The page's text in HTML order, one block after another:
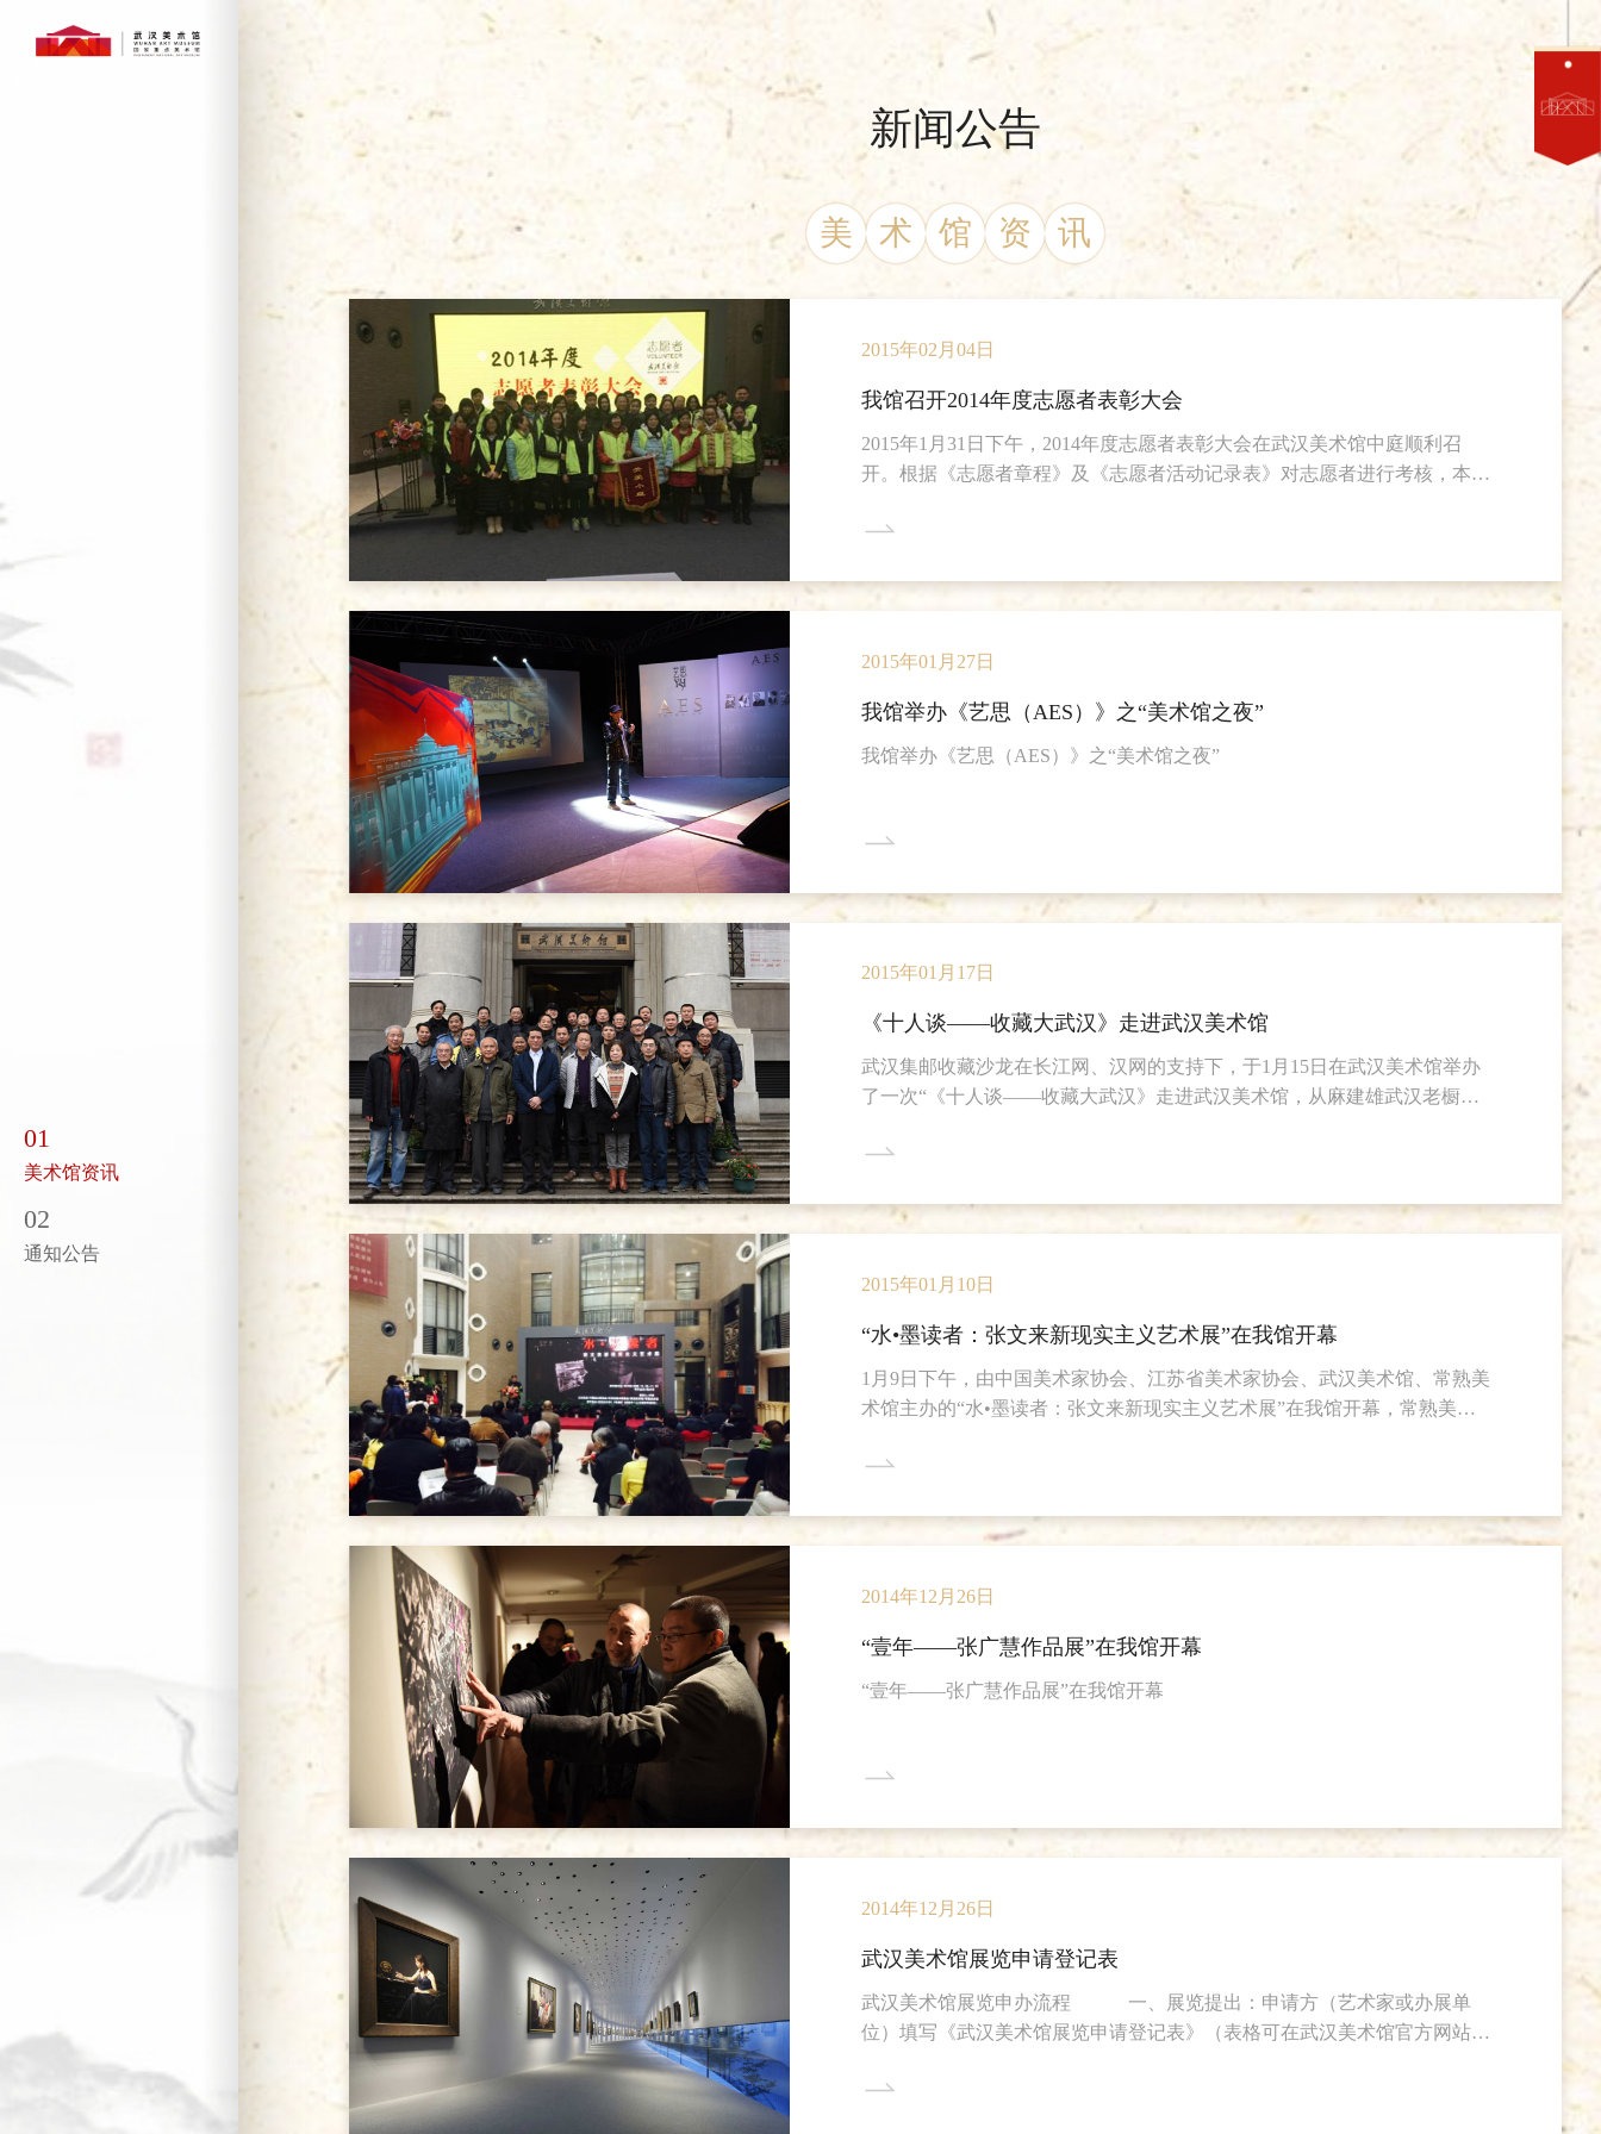
01
美术馆资讯
02
通知公告
新闻公告
美 术 馆 资 讯
2015年02月04日
我馆召开2014年度志愿者表彰大会
2015年1月31日下午，2014年度志愿者表彰大会在武汉美术馆中庭顺利召
开。根据《志愿者章程》及《志愿者活动记录表》对志愿者进行考核，本届
表彰大会在一段温馨的回顾短片中拉开序幕。武汉市青少年发展基金会、
武汉美术馆副馆长刘宇先生，武汉美术馆教育推广部主任王南女士出席本次
在致辞中对2014年我馆志愿者活动进行了回顾和总
2015年01月27日
我馆举办《艺思（AES）》之“美术馆之夜”
我馆举办《艺思（AES）》之“美术馆之夜”
2015年01月17日
《十人谈——收藏大武汉》走进武汉美术馆
武汉集邮收藏沙龙在长江网、汉网的支持下，于1月15日在武汉美术馆举办
了一次“《十人谈——收藏大武汉》走进武汉美术馆，从麻建雄武汉老橱窗
—80年代的武汉商业橱窗文化及城市文化的发展，及其收藏和展览的时代意
的藏家都带来了各自的重要藏品，向大家展示交流。武汉历史文化在留存下
2015年01月10日
“水•墨读者：张文来新现实主义艺术展”在我馆开幕
1月9日下午，由中国美术家协会、江苏省美术家协会、武汉美术馆、常熟美
术馆主办的“水•墨读者：张文来新现实主义艺术展”在我馆开幕，常熟美术
缓、中央美院副教授、著名评论家刘礼宾先生、南京大学美术考古学博士、
术当代》杂志编辑白家峰、湖北省美术家协会秘书长刘春冰、湖北美术馆副
开幕式。 本次共展出张文来水墨作品50余件，刻画了一副真实存在的世
2014年12月26日
“壹年——张广慧作品展”在我馆开幕
“壹年——张广慧作品展”在我馆开幕
2014年12月26日
武汉美术馆展览申请登记表
武汉美术馆展览申办流程 一、展览提出：申请方（艺术家或办展单
位）填写《武汉美术馆展览申请登记表》（表格可在武汉美术馆官方网站下
策划部整编材料后提交馆领导及“武汉美术馆专家委员会”进行会议论证。